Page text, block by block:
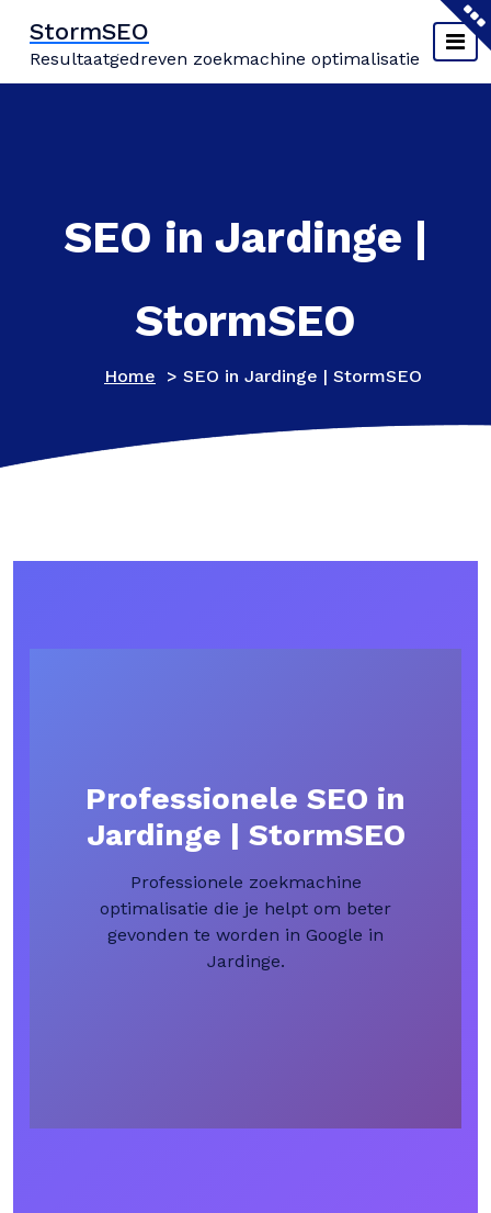
inhoud
springen
StormSEO
Resultaatgedreven zoekmachine optimalisatie
SEO in Jardinge |
StormSEO
Home > SEO in Jardinge | StormSEO
Professionele SEO in
Jardinge | StormSEO
Professionele zoekmachine
optimalisatie die je helpt om beter
gevonden te worden in Google in
Jardinge.